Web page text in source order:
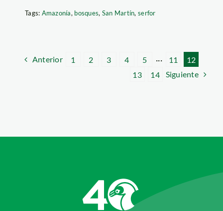
Tags: Amazonía, bosques, San Martín, serfor
Anterior 1 2 3 4 5 ··· 11
12
13
14 Siguiente